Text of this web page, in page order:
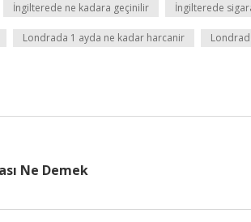
İngilterede ne kadara geçinilir İngilterede
Londrada 1 ayda ne kadar harcanir
Ne Demek